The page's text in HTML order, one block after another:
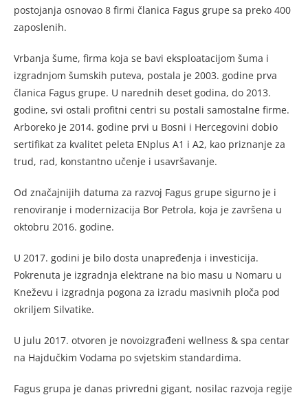
postojanja osnovao 8 firmi članica Fagus grupe sa preko 400
zaposlenih.
Vrbanja šume, firma koja se bavi eksploatacijom šuma i
izgradnjom šumskih puteva, postala je 2003. godine prva
članica Fagus grupe. U narednih deset godina, do 2013.
godine, svi ostali profitni centri su postali samostalne firme.
Arboreko je 2014. godine prvi u Bosni i Hercegovini dobio
sertifikat za kvalitet peleta ENplus A1 i A2, kao priznanje za
trud, rad, konstantno učenje i usavršavanje.
Od značajnijih datuma za razvoj Fagus grupe sigurno je i
renoviranje i modernizacija Bor Petrola, koja je završena u
oktobru 2016. godine.
U 2017. godini je bilo dosta unapređenja i investicija.
Pokrenuta je izgradnja elektrane na bio masu u Nomaru u
Kneževu i izgradnja pogona za izradu masivnih ploča pod
okriljem Silvatike.
U julu 2017. otvoren je novoizgrađeni wellness & spa centar
na Hajdučkim Vodama po svjetskim standardima.
Fagus grupa je danas privredni gigant, nosilac razvoja regije